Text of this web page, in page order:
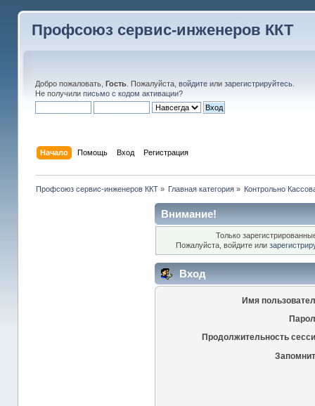
Профсоюз сервис-инженеров ККТ
Добро пожаловать, Гость. Пожалуйста, войдитеили зарегистрируйтесь.
Не получили письмо с кодом активации?
Начало Помощь Вход Регистрация
Профсоюз сервис-инженеров ККТ» Главная категория » Контрольно
Внимание!
Только
Пожалуйста, войдите или
Вход
Имя
Продолжительность